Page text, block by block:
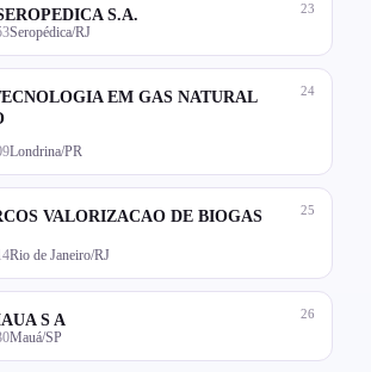
23
S.A.
Seropédica/RJ
24
EM GAS NATURAL
Londrina/PR
25
VALORIZACAO DE BIOGAS
Rio de Janeiro/RJ
26
S A
Mauá/SP